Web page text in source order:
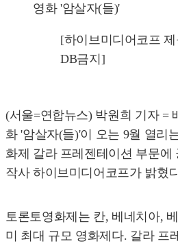
영화 '암살자(들)'
[하이브미디어코프
DB금지]
(서울=연합뉴스) 박원희 기자 =
화 '암살자(들)'이 오는 9월 열리
화제 갈라 프레젠테이션 부문에
작사 하이브미디어코프가 밝혔
토론토영화제는 칸, 베네치아,
미 최대 규모 영화제다. 갈라 프